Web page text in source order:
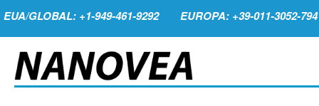
EUA/GLOBAL: +1-949-461-9292 EUROPA: +39-011-3052-794